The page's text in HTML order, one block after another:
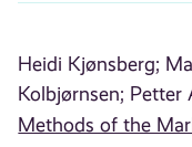
Heidi Kjønsberg;
Kolbjørnsen; Petter
Methods of the